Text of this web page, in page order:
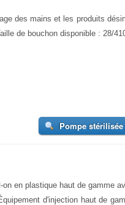
des mains et les produits
de bouchon disponible : 28/
Pompe
on en plastique haut de gamme
d'injection haut de